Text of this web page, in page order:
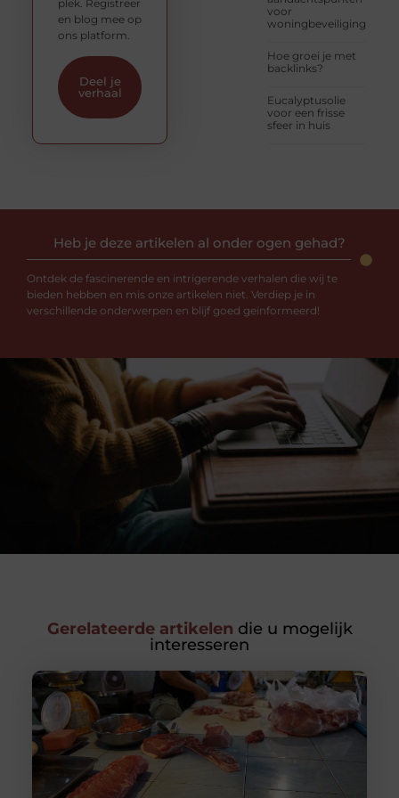
voor
woningbeveiliging
Hoe groei je met
backlinks?
Eucalyptusolie
voor een frisse
sfeer in huis
plek. Registreer
en blog mee op
ons platform.
Deel je
verhaal
Heb je deze artikelen al onder ogen gehad?
Ontdek de fascinerende en intrigerende verhalen die wij te
bieden hebben en mis onze artikelen niet. Verdiep je in
verschillende onderwerpen en blijf goed geïnformeerd!
Gerelateerde artikelen die u mogelijk
interesseren